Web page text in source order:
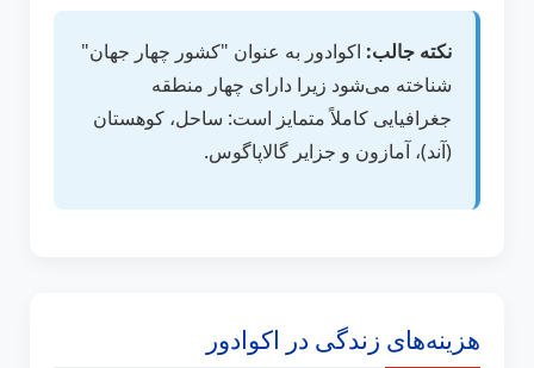
نکته جالب: اکوادور به عنوان "کشور چهار جهان"
شناخته می‌شود زیرا دارای چهار منطقه
جغرافیایی کاملاً متمایز است: ساحل، کوهستان
(آند)، آمازون و جزایر گالاپاگوس.
هزینه‌های زندگی در اکوادور